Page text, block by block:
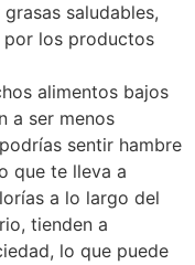
saludables,
por los productos
alimentos bajos
a ser menos
sentir hambre
que te lleva a
a lo largo del
tienden a
lo que puede